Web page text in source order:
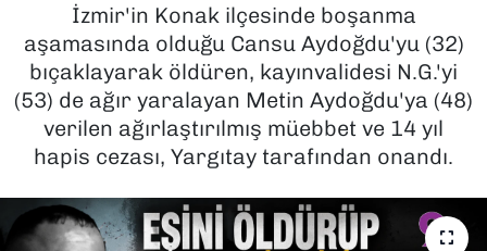
İzmir'in Konak ilçesinde boşanma
aşamasında olduğu Cansu Aydoğdu'yu (32)
bıçaklayarak öldüren, kayınvalidesi N.G.'yi
(53) de ağır yaralayan Metin Aydoğdu'ya (48)
verilen ağırlaştırılmış müebbet ve 14 yıl
hapis cezası, Yargıtay tarafından onandı.
POLİTİKA
SAĞLIK
SPOR
TEKNOLOJİ